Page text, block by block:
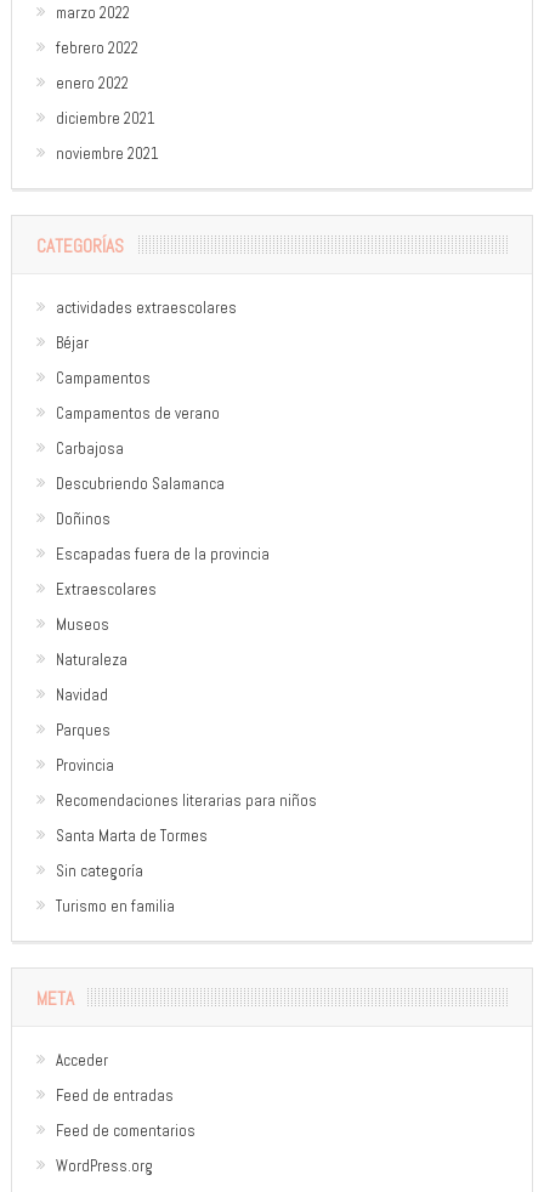
marzo 2022
febrero 2022
enero 2022
diciembre 2021
noviembre 2021
CATEGORÍAS
actividades extraescolares
Béjar
Campamentos
Campamentos de verano
Carbajosa
Descubriendo Salamanca
Doñinos
Escapadas fuera de la provincia
Extraescolares
Museos
Naturaleza
Navidad
Parques
Provincia
Recomendaciones literarias para niños
Santa Marta de Tormes
Sin categoría
Turismo en familia
META
Acceder
Feed de entradas
Feed de comentarios
WordPress.org